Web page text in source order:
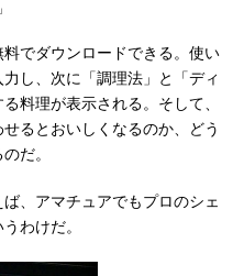
でダウンロードできる。使い
し、次に「調理法」と「ディ
料理が表示される。そして、
るとおいしくなるのか、どう
だ。
、アマチュアでもプロのシェ
わけだ。